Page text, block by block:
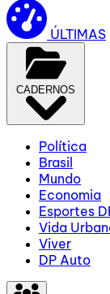
ÚLTIMAS
CADERNOS
Política
Brasil
Mundo
Economia
Esportes
Vida
Viver
DP Auto